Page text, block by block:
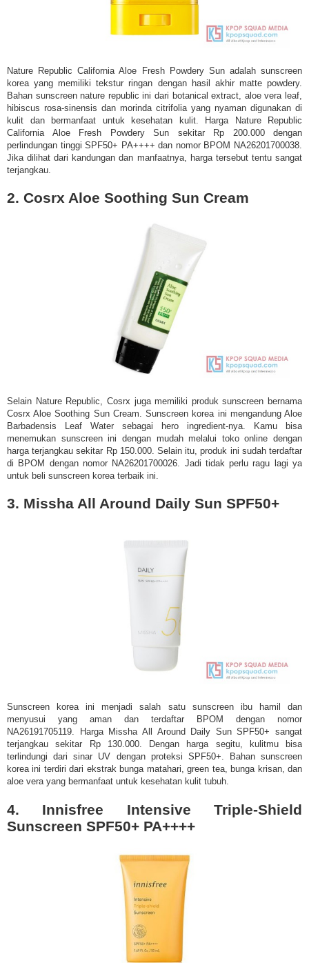
Nature Republic California Aloe Fresh Powdery Sun adalah sunscreen
korea yang memiliki tekstur ringan dengan hasil akhir matte powdery.
Bahan sunscreen nature republic ini dari botanical extract, aloe vera leaf,
hibiscus rosa-sinensis dan morinda citrifolia yang nyaman digunakan di
kulit dan bermanfaat untuk kesehatan kulit. Harga Nature Republic
California Aloe Fresh Powdery Sun sekitar Rp 200.000 dengan
perlindungan tinggi SPF50+ PA++++ dan nomor BPOM NA26201700038.
Jika dilihat dari kandungan dan manfaatnya, harga tersebut tentu sangat
terjangkau.
2. Cosrx Aloe Soothing Sun Cream
Selain Nature Republic, Cosrx juga memiliki produk sunscreen bernama
Cosrx Aloe Soothing Sun Cream. Sunscreen korea ini mengandung Aloe
Barbadensis Leaf Water sebagai hero ingredient-nya. Kamu bisa
menemukan sunscreen ini dengan mudah melalui toko online dengan
harga terjangkau sekitar Rp 150.000. Selain itu, produk ini sudah terdaftar
di BPOM dengan nomor NA26201700026. Jadi tidak perlu ragu lagi ya
untuk beli sunscreen korea terbaik ini.
3. Missha All Around Daily Sun SPF50+
Sunscreen korea ini menjadi salah satu sunscreen ibu hamil dan
menyusui yang aman dan terdaftar BPOM dengan nomor
NA26191705119. Harga Missha All Around Daily Sun SPF50+ sangat
terjangkau sekitar Rp 130.000. Dengan harga segitu, kulitmu bisa
terlindungi dari sinar UV dengan proteksi SPF50+. Bahan sunscreen
korea ini terdiri dari ekstrak bunga matahari, green tea, bunga krisan, dan
aloe vera yang bermanfaat untuk kesehatan kulit tubuh.
4. Innisfree Intensive Triple-Shield
Sunscreen SPF50+ PA++++